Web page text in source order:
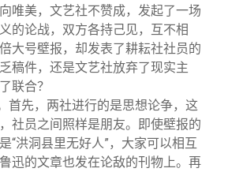
唯美，文艺社不赞成，发起了一场
的论战，双方各持己见，互不相
大号壁报，却发表了耕耘社社员的
稿件，还是文艺社放弃了现实主
联合？
首先，两社进行的是思想论争，这
社员之间照样是朋友。即使壁报的
“洪洞县里无好人”，大家可以相互
迅的文章也发在论敌的刊物上。再